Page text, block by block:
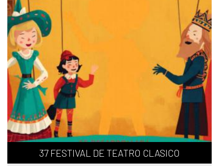
37 FESTIVAL DE TEATRO CLASICO